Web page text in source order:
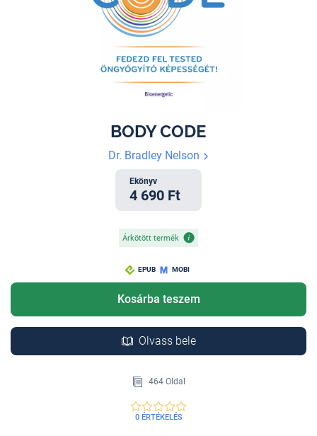
BODY CODE
Dr. Bradley Nelson
Ekönyv
4 690 Ft
Árkötött termék
EPUB MOBI
Kosárba teszem
Olvass bele
464 Oldal
0 ÉRTÉKELÉS